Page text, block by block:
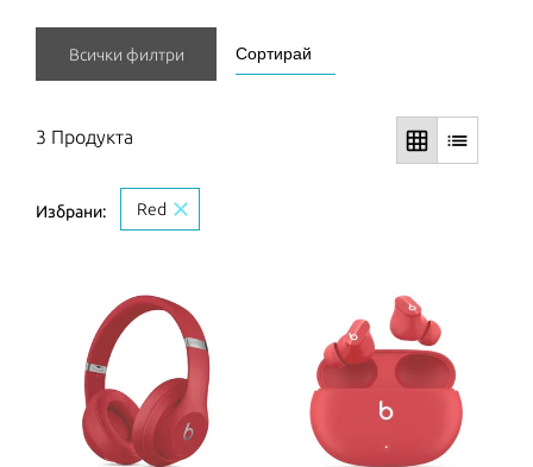
Всички филтри
3 Продукта grid_on list
Избрани: Red close